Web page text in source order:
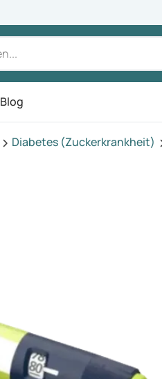
Blog
Diabetes (Zuckerkrankheit)